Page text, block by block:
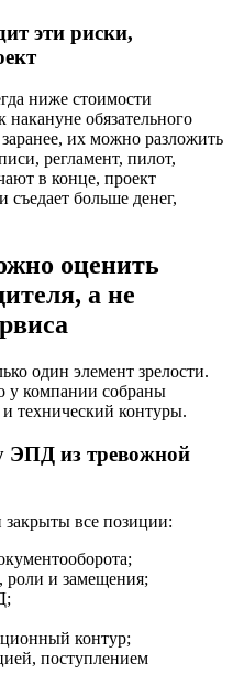
эти риски,
ниже стоимости
обязательного
их можно разложить
регламент, пилот,
в конце, проект
больше денег,
оценить
а не
один элемент зрелости.
у компании собраны
технический контуры.
ЭПД из тревожной
закрыты все позиции:
роли и замещения;
контур;
поступлением